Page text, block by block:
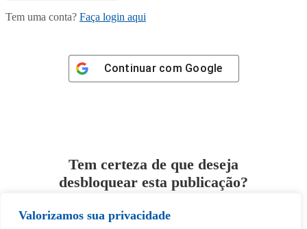
Valorizamos sua privacidade
Tem uma conta? Faça login aqui
Continuar com Google
Tem certeza de que deseja
desbloquear esta publicação?
Desbloquear esquerda : 0